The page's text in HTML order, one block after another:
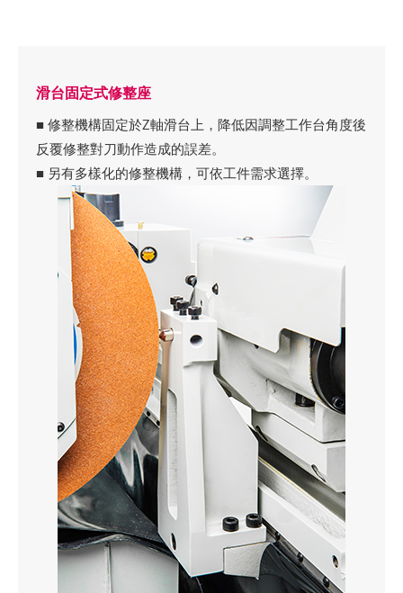
滑台固定式修整座
■ 修整機構固定於Z軸滑台上，降低因調整工作台角度後
反覆修整對刀動作造成的誤差。
■ 另有多樣化的修整機構，可依工件需求選擇。